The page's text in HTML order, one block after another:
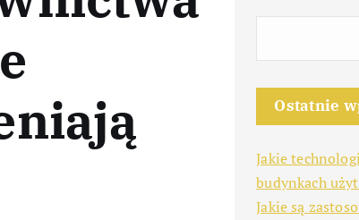
Ostatnie
Jakie
budynkach
Jakie są